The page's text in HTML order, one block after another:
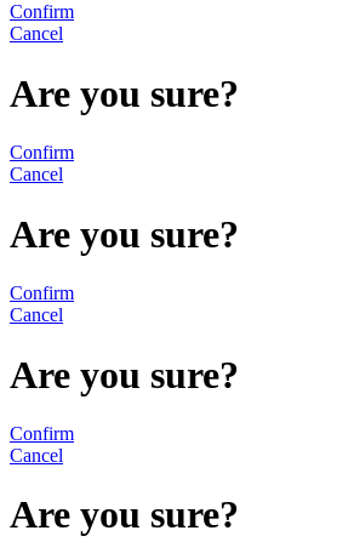
Confirm
Cancel
Are you sure?
Confirm
Cancel
Are you sure?
Confirm
Cancel
Are you sure?
Confirm
Cancel
Are you sure?